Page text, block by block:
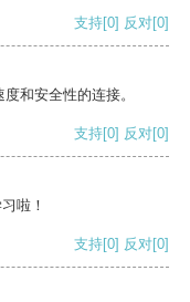
支持[0] 反对[0]
和安全性的连接。
支持[0] 反对[0]
啦！
支持[0] 反对[0]